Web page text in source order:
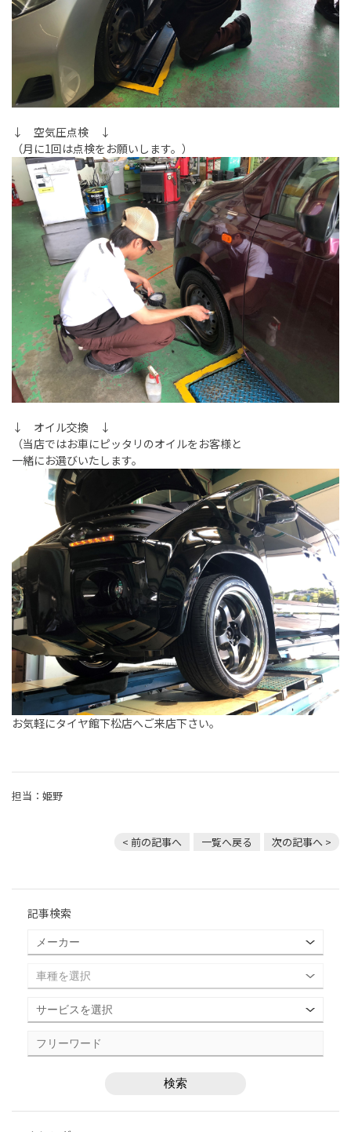
↓ 空気圧点検 ↓
（月に1回は点検をお願いします。）
↓ オイル交換 ↓
（当店ではお車にピッタリのオイルをお客様と
一緒にお選びいたします。
お気軽にタイヤ館下松店へご来店下さい。
担当：姫野
< 前の記事へ 一覧へ戻る 次の記事へ >
記事検索